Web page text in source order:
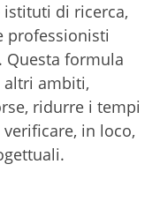
di ricerca,
professionisti
Questa formula
altri ambiti,
ridurre i tempi
in loco,